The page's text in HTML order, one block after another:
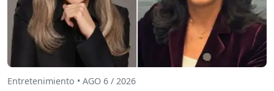
Entretenimiento • AGO 6 / 2026